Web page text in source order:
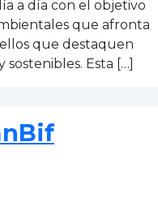
a día con el objetivo
que afronta
que destaquen
sostenibles. Esta […]